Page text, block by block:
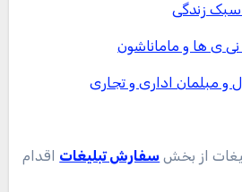
سبک زندگی
نی ی ها و ماماناشون
و مبلمان اداری و تجاری
از بخش سفارش تبلیغات اقدام